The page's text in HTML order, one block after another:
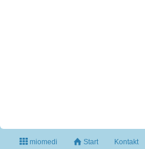
miomedi Start Kontakt